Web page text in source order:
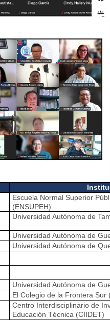
Escuela Normal Superior
(ENSUPEH)
Universidad Autónoma de
Universidad Autónoma de
Universidad Autónoma de
Universidad Autónoma de
El Colegio de la Frontera Sur
Centro Interdisciplinario de
Educación Técnica (CIIDET)